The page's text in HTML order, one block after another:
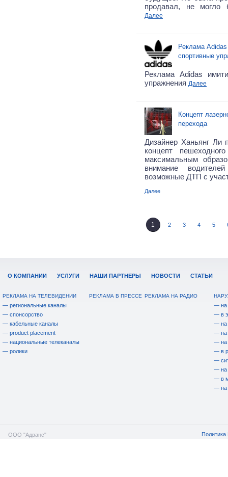
продавал, не могло
Далее
Реклама
спортивные
Реклама Adidas
упражнения Далее
Концепт
перехода
Дизайнер Ханьянг Ли
концепт
максимальным
внимание
возможные ДТП с
Далее
1 2 3 4 5
О КОМПАНИИ УСЛУГИ НАШИ ПАРТНЕРЫ НОВОСТИ СТАТЬИ
РЕКЛАМА НА ТЕЛЕВИДЕНИИ
— региональные каналы
— спонсорство
— кабельные каналы
— product placement
— национальные телеканалы
— ролики
РЕКЛАМА В ПРЕССЕ РЕКЛАМА НА РАДИО
— на
— в
— на
— на
— на
— в
—
— на
— в
— на
ООО "Адванс" Политика